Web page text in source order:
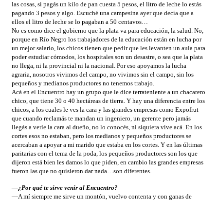
las cosas, si pagás un kilo de pan cuesta 5 pesos, el litro de leche lo estás
pagando 3 pesos y algo. Escuché una campesina ayer que decía que a
ellos el litro de leche se lo pagaban a 50 centavos…
No es como dice el gobierno que la plata va para educación, la salud. No,
porque en Río Negro los trabajadores de la educación están en lucha por
un mejor salario, los chicos tienen que pedir que les levanten un aula para
poder estudiar cómodos, los hospitales son un desastre, o sea que la plata
no llega, ni la provincial ni la nacional. Por eso apoyamos la lucha
agraria, nosotros vivimos del campo, no vivimos sin el campo, sin los
pequeños y medianos productores no tenemos trabajo.
Acá en el Encuentro hay un grupo que le dice terrateniente a un chacarero
chico, que tiene 30 o 40 hectáreas de tierra. Y hay una diferencia entre los
chicos, a los cuales le ves la cara y las grandes empresas como Expofrut
que cuando reclamás te mandan un ingeniero, un gerente pero jamás
llegás a verle la cara al dueño, no lo conocés, ni siquiera vive acá. En los
cortes esos no estaban, pero los medianos y pequeños productores se
acercaban a apoyar a mi marido que estaba en los cortes. Y en las últimas
paritarias con el tema de la poda, los pequeños productores son los que
dijeron está bien les damos lo que piden, en cambio las grandes empresas
fueron las que no quisieron dar nada…son diferentes.
—¿Por qué te sirve venir al Encuentro?
—A mí siempre me sirve un montón, vuelvo contenta y con ganas de